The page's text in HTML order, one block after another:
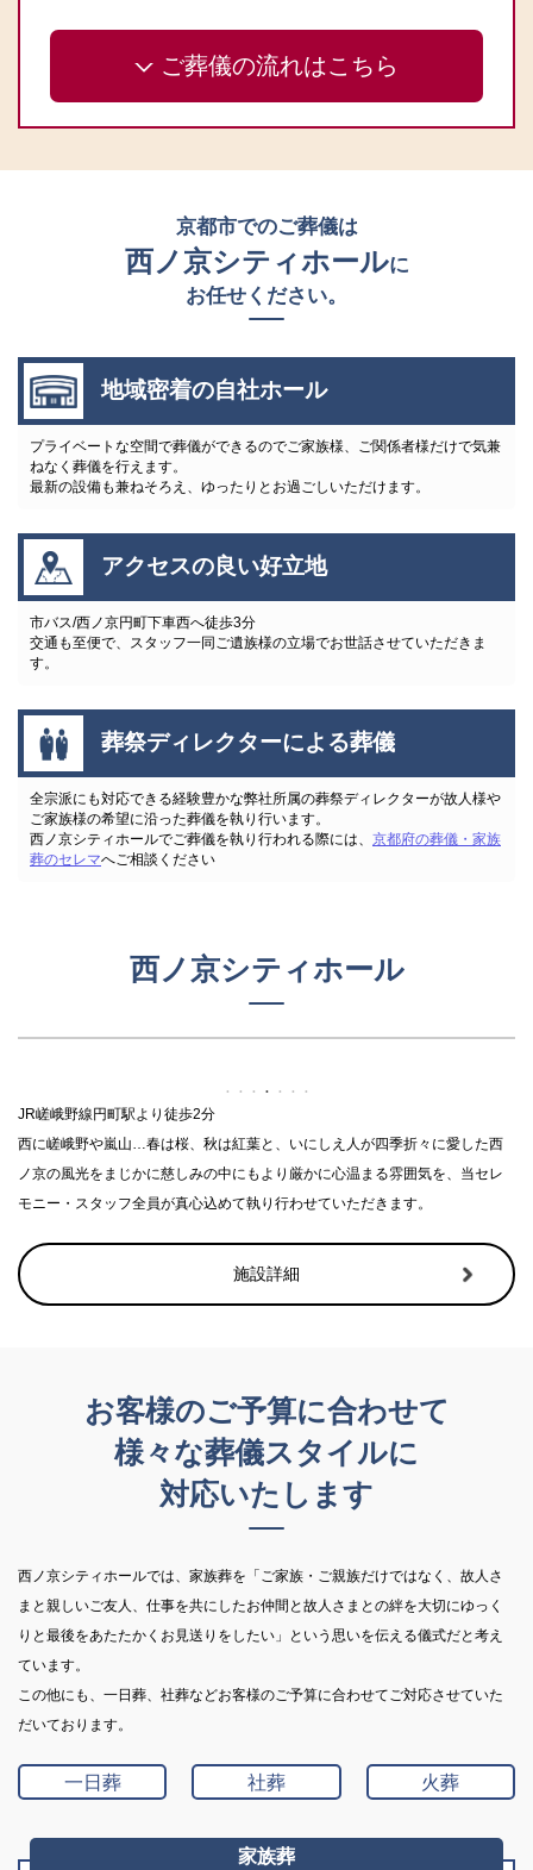
ご葬儀の流れはこちら
京都市でのご葬儀は
西ノ京シティホールに
お任せください。
地域密着の自社ホール
プライベートな空間で葬儀ができるのでご家族様、ご関係者様だけで気兼
ねなく葬儀を行えます。
最新の設備も兼ねそろえ、ゆったりとお過ごしいただけます。
アクセスの良い好立地
市バス/西ノ京円町下車西へ徒歩3分
交通も至便で、スタッフ一同ご遺族様の立場でお世話させていただきま
す。
葬祭ディレクターによる葬儀
全宗派にも対応できる経験豊かな弊社所属の葬祭ディレクターが故人様や
ご家族様の希望に沿った葬儀を執り行います。
西ノ京シティホールでご葬儀を執り行われる際には、 京都府の葬儀・家族
葬のセレマへご相談ください
西ノ京シティホール
JR嵯峨野線円町駅より徒歩2分
西に嵯峨野や嵐山…春は桜、秋は紅葉と、いにしえ人が四季折々に愛した西
ノ京の風光をまじかに慈しみの中にもより厳かに心温まる雰囲気を、当セレ
モニー・スタッフ全員が真心込めて執り行わせていただきます。
施設詳細
お客様のご予算に合わせて
様々な葬儀スタイルに
対応いたします
西ノ京シティホールでは、家族葬を「ご家族・ご親族だけではなく、故人さ
まと親しいご友人、仕事を共にしたお仲間と故人さまとの絆を大切にゆっく
りと最後をあたたかくお見送りをしたい」という思いを伝える儀式だと考え
ています。
この他にも、一日葬、社葬などお客様のご予算に合わせてご対応させていた
だいております。
一日葬 社葬 火葬
家族葬